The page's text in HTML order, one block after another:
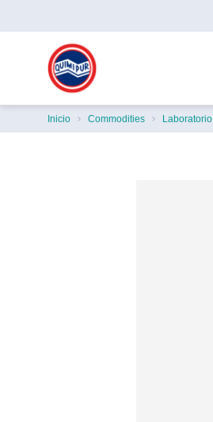
Estás aquí:
Inicio Commodities Laboratorio